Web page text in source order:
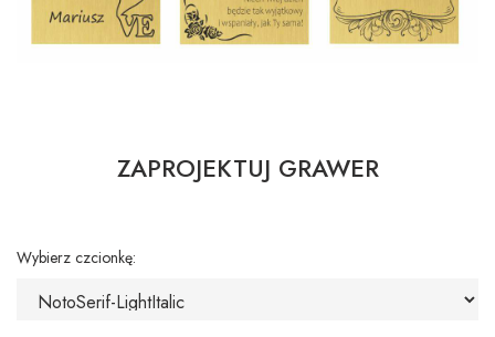
ZAPROJEKTUJ GRAWER
Wybierz czcionkę: